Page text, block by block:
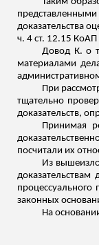
доказательства
ч. 4 ст. 12.15
Довод К. о
материалами
При
тщательно
доказательств,
Принимая
посчитали их
Из
законных
На